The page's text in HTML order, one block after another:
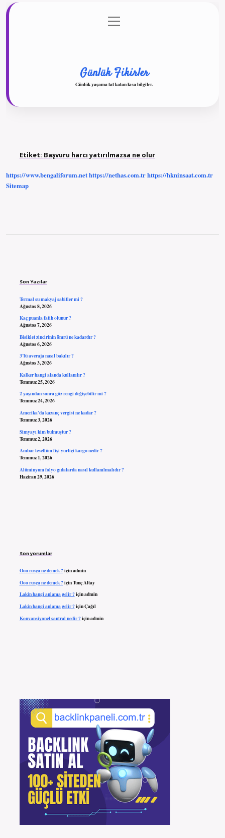
Gizlilik Politikası
menüyü
aç
Günlük Fikirler
Günlük yaşama tat katan kısa bilgiler.
Etiket: Başvuru harcı yatırılmazsa ne olur
https://www.bengaliforum.nethttps://nethas.com.trhttps://hkninsaat.com.tr
Sitemap
Son Yazılar
Termal su makyaj sabitler mi ?
Ağustos 8, 2026
Kaç puanla fatih olunur ?
Ağustos 7, 2026
Bisiklet zincirinin ömrü ne kadardır ?
Ağustos 6, 2026
3’lü averaja nasıl bakılır ?
Ağustos 3, 2026
Kalker hangi alanda kullanılır ?
Temmuz 25, 2026
2 yaşından sonra göz rengi değişebilir mi ?
Temmuz 24, 2026
Amerika’da kazanç vergisi ne kadar ?
Temmuz 3, 2026
Simyayı kim bulmuştur ?
Temmuz 2, 2026
Ambar tesellüm fişi yurtiçi kargo nedir ?
Temmuz 1, 2026
Alüminyum folyo gıdalarda nasıl kullanılmalıdır ?
Haziran 29, 2026
Son yorumlar
Ooo rusça ne demek ?içinadmin
Ooo rusça ne demek ?içinTunç Altay
Lakin hangi anlama gelir ?içinadmin
Lakin hangi anlama gelir ?içinÇağıl
Konvansiyonel santral nedir ?içinadmin